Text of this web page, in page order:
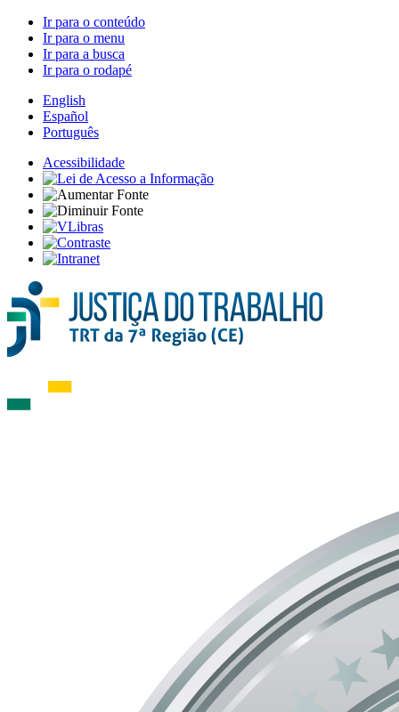
Ir para o conteúdo
Ir para o menu
Ir para a busca
Ir para o rodapé
English
Español
Português
Acessibilidade